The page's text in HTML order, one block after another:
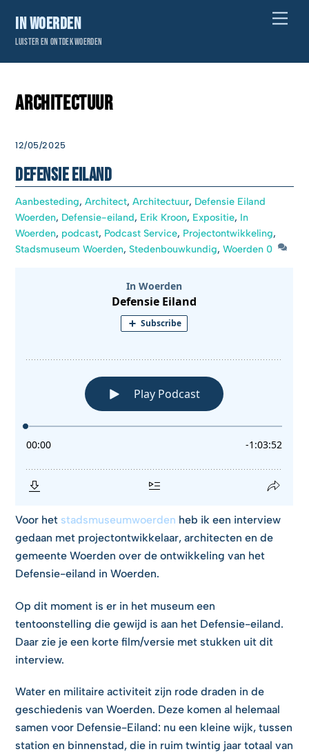
content
In Woerden
Luister en ontdek Woerden
Architectuur
12/05/2025
Defensie Eiland
Aanbesteding,Architect,Architectuur, Defensie Eiland
Woerden, Defensie-eiland, Erik Kroon, Expositie, In
Woerden, podcast, Podcast Service, Projectontwikkeling,
Stadsmuseum Woerden,Stedenbouwkundig,Woerden 0
Voor het stadsmuseumwoerden heb ik een interview
gedaan met projectontwikkelaar, architecten en de
gemeente Woerden over de ontwikkeling van het
Defensie-eiland in Woerden.
Op dit moment is er in het museum een
tentoonstelling die gewijd is aan het Defensie-eiland.
Daar zie je een korte film/versie met stukken uit dit
interview.
Water en militaire activiteit zijn rode draden in de
geschiedenis van Woerden. Deze komen al helemaal
samen voor Defensie-Eiland: nu een kleine wijk, tussen
station en binnenstad, die in ruim twintig jaar totaal van